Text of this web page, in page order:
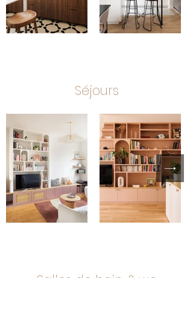
Séjours
Salles de bain & wc